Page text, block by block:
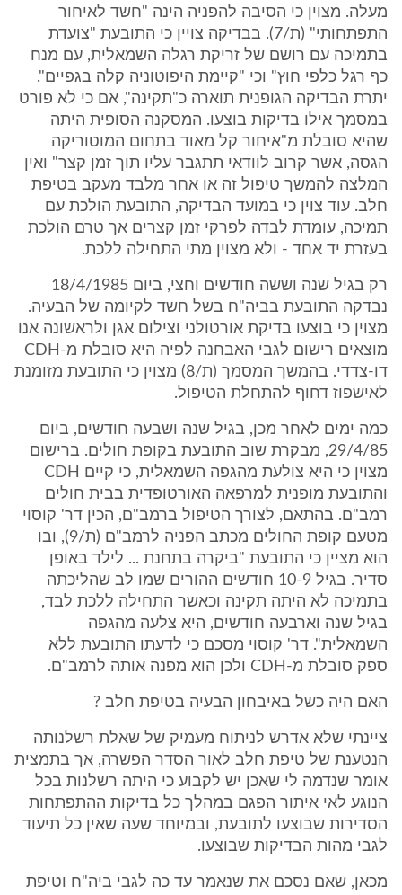
מעלה. מצוין כי הסיבה להפניה הינה "חשד לאיחור
התפתחותי" (ת/7). בבדיקה צויין כי התובעת "צועדת
בתמיכה עם רושם של זריקת רגלה השמאלית, עם מנח
כף רגל כלפי חוץ" וכי "קיימת היפוטוניה קלה בגפיים".
יתרת הבדיקה הגופנית תוארה כ"תקינה", אם כי לא פורט
במסמך אילו בדיקות בוצעו. המסקנה הסופית היתה
שהיא סובלת מ"איחור קל מאוד בתחום המוטוריקה
הגסה, אשר קרוב לוודאי תתגבר עליו תוך זמן קצר" ואין
המלצה להמשך טיפול זה או אחר מלבד מעקב בטיפת
חלב. עוד צוין כי במועד הבדיקה, התובעת הולכת עם
תמיכה, עומדת לבדה לפרקי זמן קצרים אך טרם הולכת
בעזרת יד אחד - ולא מצוין מתי התחילה ללכת.
רק בגיל שנה וששה חודשים וחצי, ביום 18/4/1985
נבדקה התובעת בביה"ח בשל חשד לקיומה של הבעיה.
מצוין כי בוצעו בדיקת אורטולני וצילום אגן ולראשונה אנו
מוצאים רישום לגבי האבחנה לפיה היא סובלת מ-CDH
דו-צדדי. בהמשך המסמך (ת/8) מצוין כי התובעת מזומנת
לאישפוז דחוף להתחלת הטיפול.
כמה ימים לאחר מכן, בגיל שנה ושבעה חודשים, ביום
29/4/85, מבקרת שוב התובעת בקופת חולים. ברישום
מצוין כי היא צולעת מהגפה השמאלית, כי קיים CDH
והתובעת מופנית למרפאה האורטופדית בבית חולים
רמב"ם. בהתאם, לצורך הטיפול ברמב"ם, הכין דר' קוסוי
מטעם קופת החולים מכתב הפניה לרמב"ם (ת/9), ובו
הוא מציין כי התובעת "ביקרה בתחנת ... לילד באופן
סדיר. בגיל 10-9 חודשים ההורים שמו לב שהליכתה
בתמיכה לא היתה תקינה וכאשר התחילה ללכת לבד,
בגיל שנה וארבעה חודשים, היא צלעה מהגפה
השמאלית". דר' קוסוי מסכם כי לדעתו התובעת ללא
ספק סובלת מ-CDH ולכן הוא מפנה אותה לרמב"ם.
האם היה כשל באיבחון הבעיה בטיפת חלב ?
ציינתי שלא אדרש לניתוח מעמיק של שאלת רשלנותה
הנטענת של טיפת חלב לאור הסדר הפשרה, אך בתמצית
אומר שנדמה לי שאכן יש לקבוע כי היתה רשלנות בכל
הנוגע לאי איתור הפגם במהלך כל בדיקות ההתפתחות
הסדירות שבוצעו לתובעת, ובמיוחד שעה שאין כל תיעוד
לגבי מהות הבדיקות שבוצעו.
מכאן, שאם נסכם את שנאמר עד כה לגבי ביה"ח וטיפת